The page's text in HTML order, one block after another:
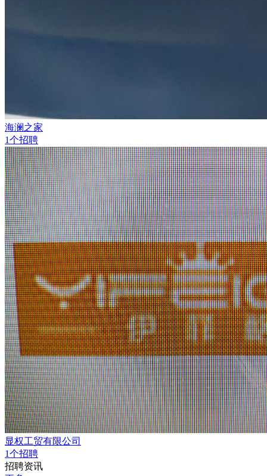
海澜之家
1个招聘
显权工贸有限公司
1个招聘
招聘资讯